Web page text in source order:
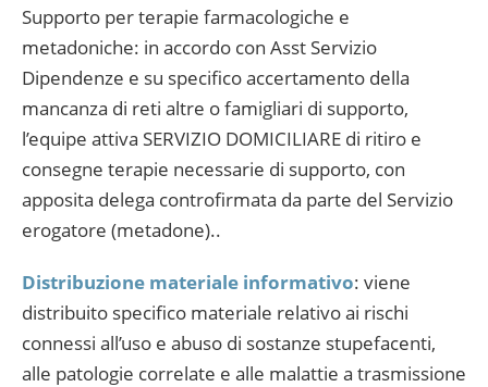
Supporto per terapie farmacologiche e
metadoniche: in accordo con Asst Servizio
Dipendenze e su specifico accertamento della
mancanza di reti altre o famigliari di supporto,
l’equipe attiva SERVIZIO DOMICILIARE di ritiro e
consegne terapie necessarie di supporto, con
apposita delega controfirmata da parte del Servizio
erogatore (metadone)..
Distribuzione materiale informativo: viene
distribuito specifico materiale relativo ai rischi
connessi all’uso e abuso di sostanze stupefacenti,
alle patologie correlate e alle malattie a trasmissione